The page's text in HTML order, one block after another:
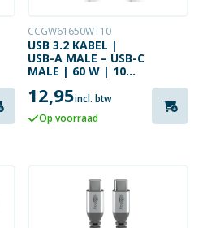
CCGW61650WT10
USB 3.2 KABEL |
USB-A MALE – USB-C
MALE | 60 W | 10
WIT
12,95incl. btw
Op voorraad